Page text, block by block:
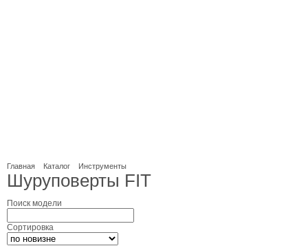
Главная Каталог Инструменты
Шуруповерты FIT
Поиск модели
Сортировка